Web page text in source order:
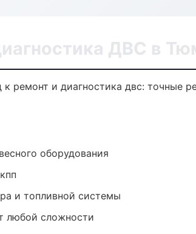
ДВС в
к ремонт и диагностика двс: точные
оборудования
и топливной системы
любой сложности